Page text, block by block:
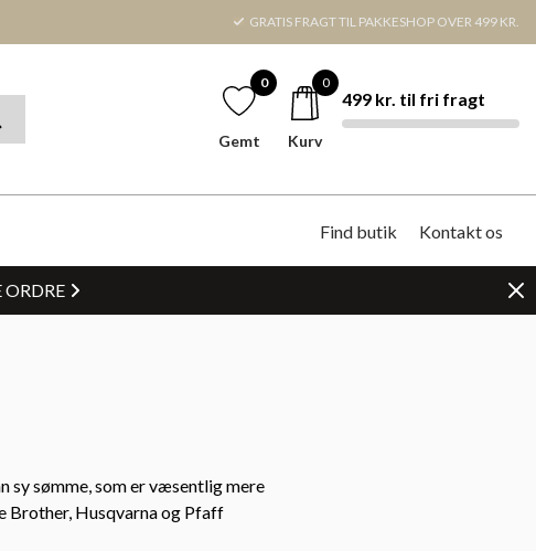
GRATIS FRAGT TIL PAKKESHOP OVER 499 KR.
0
Gemt
0
Kurv
499 kr. til fri fragt
Find butik Kontakt os
ORDRE
sy sømme, som er væsentlig mere
Brother, Husqvarna og Pfaff